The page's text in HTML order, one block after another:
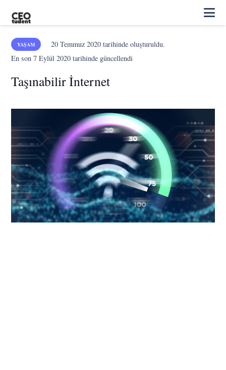
YAŞAM 20 Temmuz 2020tarihinde oluşturuldu.
En son7 Eylül 2020 tarihinde güncellendi
Taşınabilir İnternet